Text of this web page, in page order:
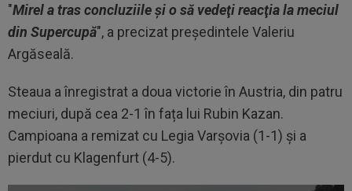
"Mirel a tras concluziile şi o să vedeţi reacţia la meciul
din Supercupă", a precizat preşedintele Valeriu
Argăseală.
Steaua a înregistrat a doua victorie în Austria, din patru
meciuri, după cea 2-1 în fața lui Rubin Kazan.
Campioana a remizat cu Legia Varşovia (1-1) şi a
pierdut cu Klagenfurt (4-5).